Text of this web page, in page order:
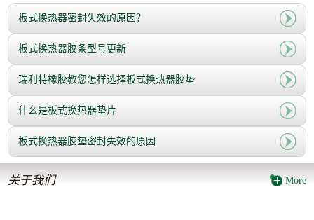
板式换热器密封失效的原因？
板式换热器胶条型号更新
瑞利特橡胶教您怎样选择板式换热器胶垫
什么是板式换热器垫片
板式换热器胶垫密封失效的原因
关于我们 More